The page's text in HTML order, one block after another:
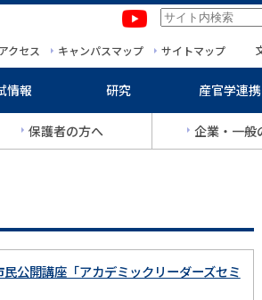
クセス キャンパスマップ サイトマップ
情報 研究 産官学連携
保護者の方へ 企業・一般
民公開講座「アカデミックリーダーズセミ